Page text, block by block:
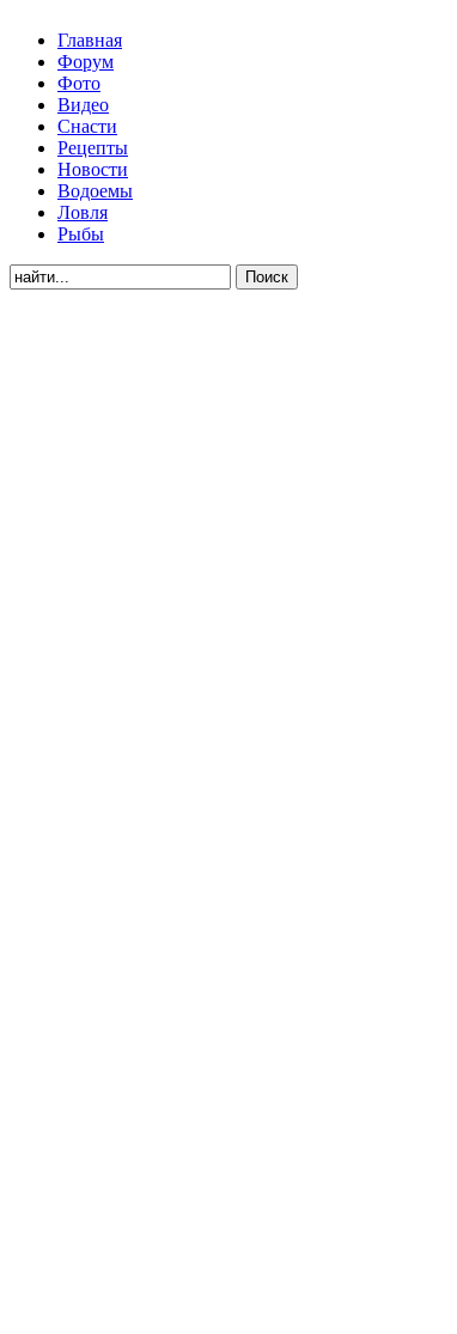
Главная
Форум
Фото
Видео
Снасти
Рецепты
Новости
Водоемы
Ловля
Рыбы